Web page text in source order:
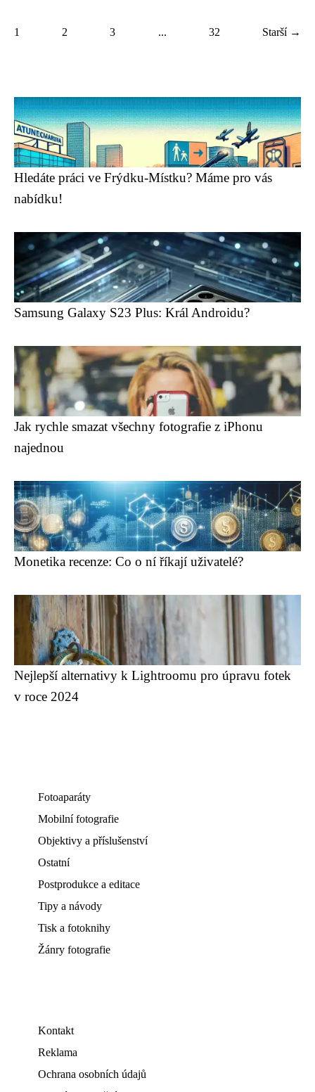
1 2 3 ... 32 Starší →
Hledáte práci ve Frýdku-Místku? Máme pro vás
nabídku!
Samsung Galaxy S23 Plus: Král Androidu?
Jak rychle smazat všechny fotografie z iPhonu
najednou
Monetika recenze: Co o ní říkají uživatelé?
Nejlepší alternativy k Lightroomu pro úpravu fotek
v roce 2024
Fotoaparáty
Mobilní fotografie
Objektivy a příslušenství
Ostatní
Postprodukce a editace
Tipy a návody
Tisk a fotoknihy
Žánry fotografie
Kontakt
Reklama
Ochrana osobních údajů